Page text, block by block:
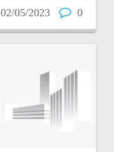
02/05/2023 0